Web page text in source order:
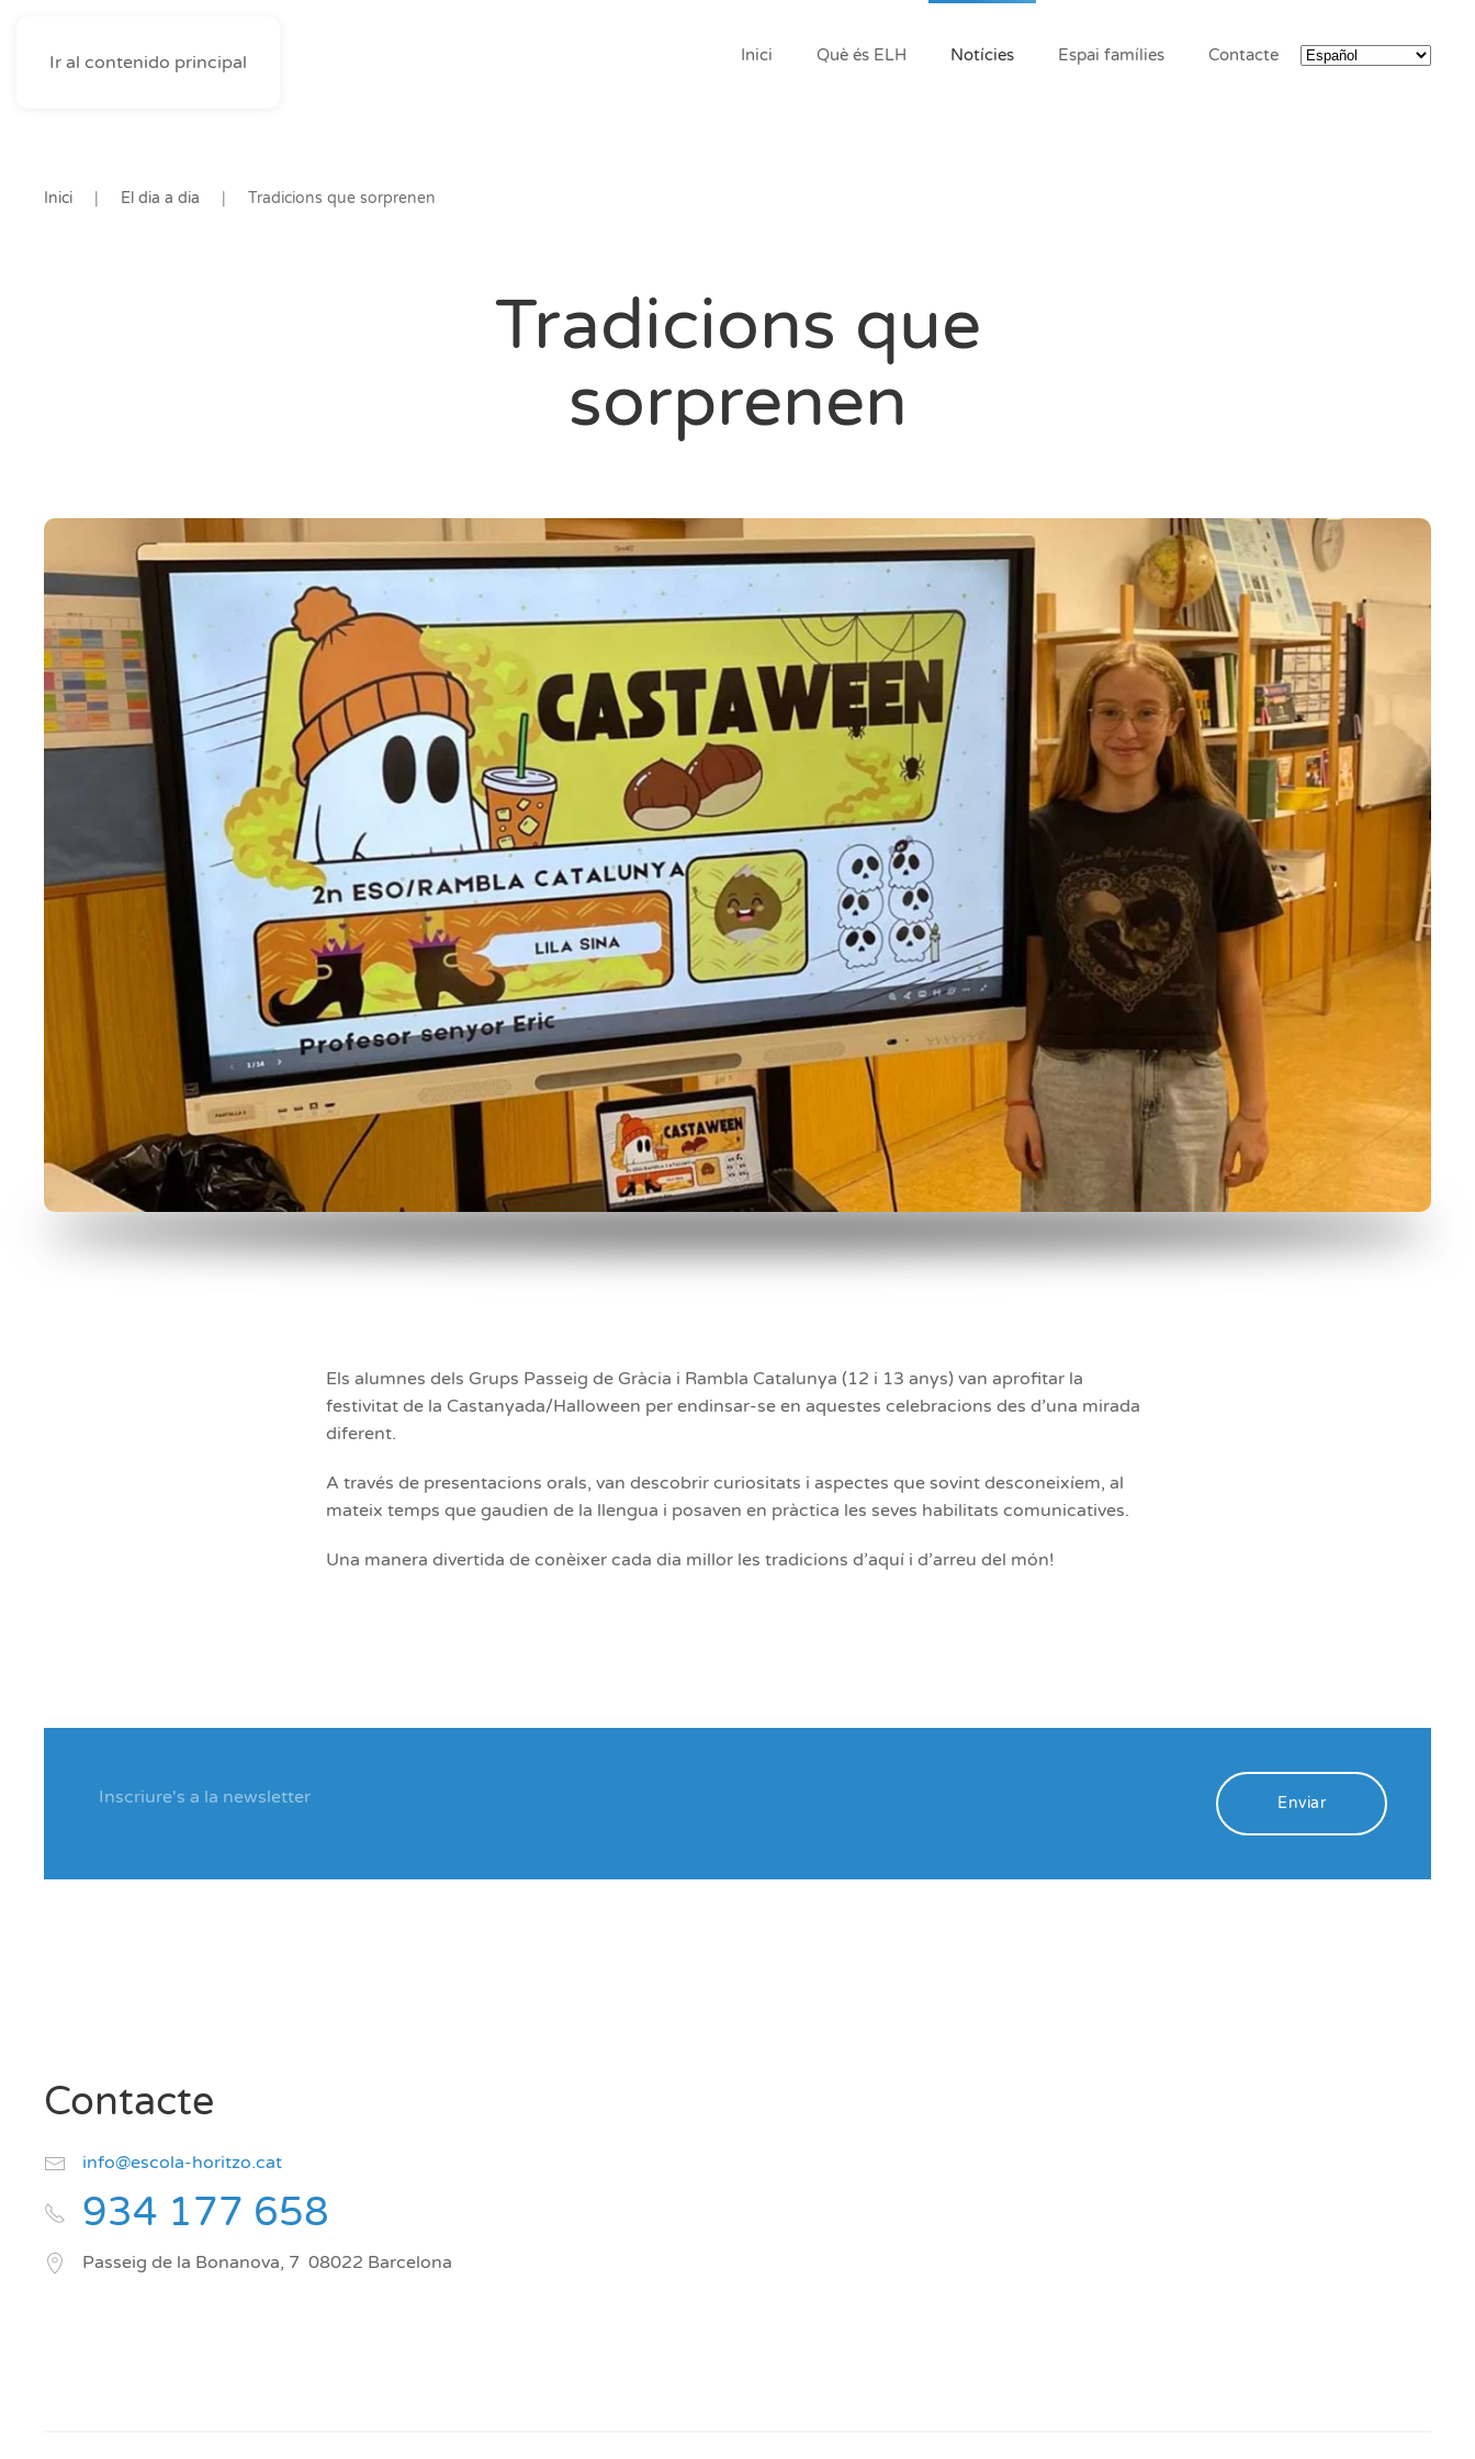
Ir al contenido principal Inici Què és ELH Notícies Espai famílies Contacte
Inici El dia a dia Tradicions que sorprenen
Tradicions que
sorprenen
Els alumnes dels Grups Passeig de Gràcia i Rambla Catalunya (12 i 13 anys) van aprofitar la
festivitat de la Castanyada/Halloween per endinsar-se en aquestes celebracions des d’una mirada
diferent.
A través de presentacions orals, van descobrir curiositats i aspectes que sovint desconeixíem, al
mateix temps que gaudien de la llengua i posaven en pràctica les seves habilitats comunicatives.
Una manera divertida de conèixer cada dia millor les tradicions d’aquí i d’arreu del món!
Enviar
Contacte
info@escola-horitzo.cat
934 177 658
Passeig de la Bonanova, 7 08022 Barcelona